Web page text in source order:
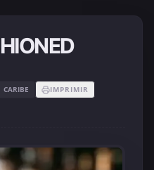
CARIBE
IMPRIMIR